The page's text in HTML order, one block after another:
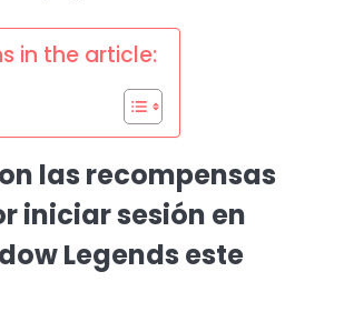
in the article:
las recompensas
iniciar sesión en
Legends este